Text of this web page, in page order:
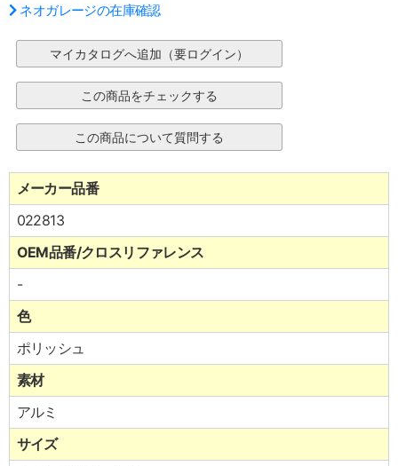
ネオガレージの在庫確認
メーカー品番
022813
OEM品番/クロスリファレンス
-
色
ポリッシュ
素材
アルミ
サイズ